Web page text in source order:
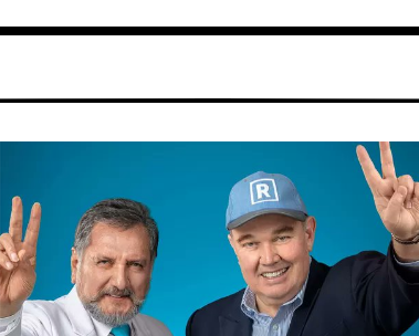
PáginaPáginaPágina
Página
Página